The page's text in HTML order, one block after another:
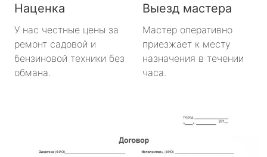
Наценка
У нас честные цены за
ремонт садовой и
бензиновой техники без
обмана.
Выезд мастера
Мастер оперативно
приезжает к месту
назначения в течении
часа.